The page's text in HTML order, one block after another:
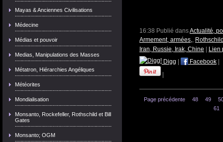
Mayas & Anciennes Civilisations
Médecine
Médias et pouvoir
Medias, Manipulations des Masses
Métatron, Hiérarchies Angéliques
Météorites
Mondialisation
Monsanto, Rockefeller, Rothschild et Bill
Gates
Monsanto; OGM
16:38 Publié dansActualité,
Armement, armées,,
Iran, Russie, Irak, Chine
Lien
Digg
Facebook
Page précédente 48 49
61